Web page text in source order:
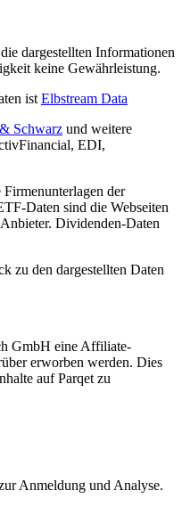
dargestellten Informationen
keine Gewährleistung.
ist Elbstream Data
Schwarz und weitere
EDI,
der
Daten sind die Webseiten
Dividenden-Daten
zu den dargestellten Daten
GmbH eine Affiliate-
erworben werden. Dies
auf Parqet zu
Anmeldung und Analyse.